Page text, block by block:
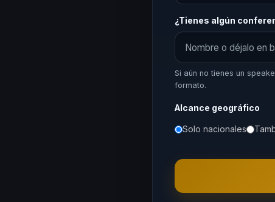
¿Tienes algún
Si aún no tienes un
formato.
Alcance geográfico
Solo nacionales